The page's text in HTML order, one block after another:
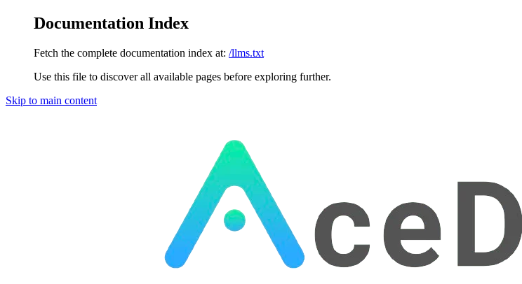
Documentation Index
Fetch the complete documentation index at: /llms.txt
Use this file to discover all available pages before exploring further.
Skip to main content